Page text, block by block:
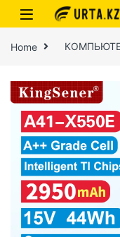
Home